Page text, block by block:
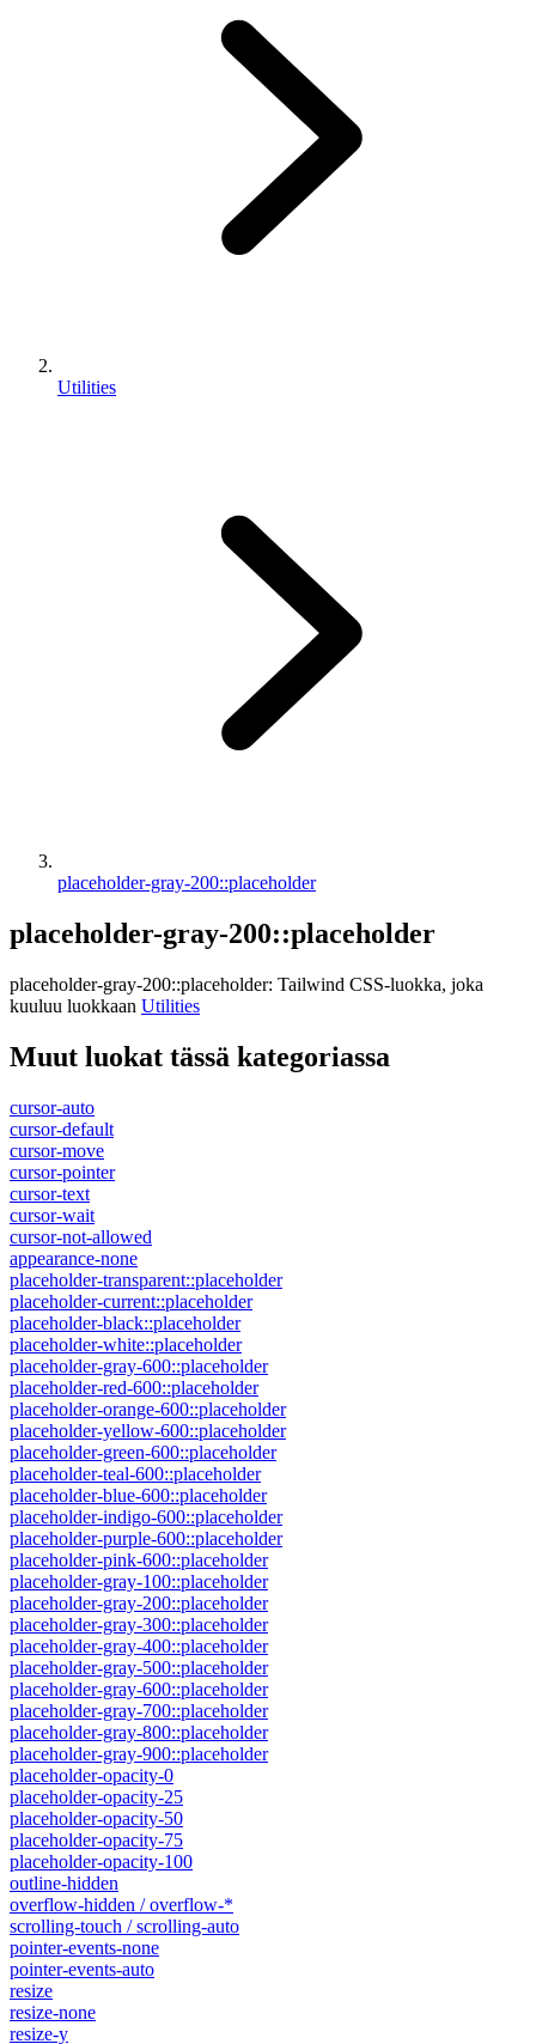
Utilities
placeholder-gray-200::placeholder
placeholder-gray-200::placeholder
placeholder-gray-200::placeholder: Tailwind CSS-luokka, joka
kuuluu luokkaan Utilities
Muut luokat tässä kategoriassa
cursor-auto
cursor-default
cursor-move
cursor-pointer
cursor-text
cursor-wait
cursor-not-allowed
appearance-none
placeholder-transparent::placeholder
placeholder-current::placeholder
placeholder-black::placeholder
placeholder-white::placeholder
placeholder-gray-600::placeholder
placeholder-red-600::placeholder
placeholder-orange-600::placeholder
placeholder-yellow-600::placeholder
placeholder-green-600::placeholder
placeholder-teal-600::placeholder
placeholder-blue-600::placeholder
placeholder-indigo-600::placeholder
placeholder-purple-600::placeholder
placeholder-pink-600::placeholder
placeholder-gray-100::placeholder
placeholder-gray-200::placeholder
placeholder-gray-300::placeholder
placeholder-gray-400::placeholder
placeholder-gray-500::placeholder
placeholder-gray-600::placeholder
placeholder-gray-700::placeholder
placeholder-gray-800::placeholder
placeholder-gray-900::placeholder
placeholder-opacity-0
placeholder-opacity-25
placeholder-opacity-50
placeholder-opacity-75
placeholder-opacity-100
outline-hidden
overflow-hidden / overflow-*
scrolling-touch / scrolling-auto
pointer-events-none
pointer-events-auto
resize
resize-none
resize-y